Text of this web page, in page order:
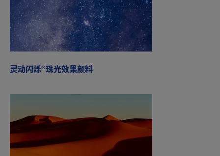
灵动闪烁®珠光效果颜料